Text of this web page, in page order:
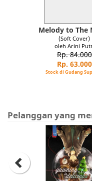
Melody to The
(Soft Cover)
oleh Arini
Rp. 84.000
Rp. 63.000
Stock di Gudang
Pelanggan yang